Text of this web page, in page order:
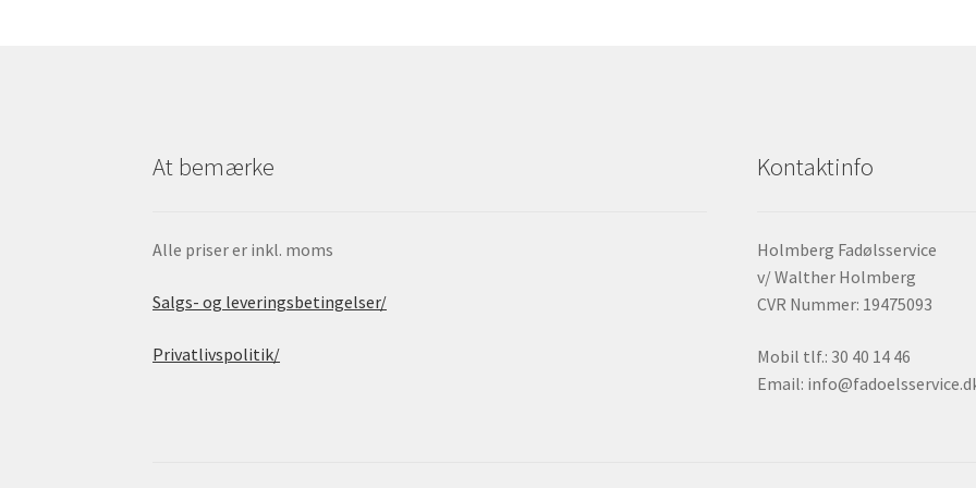
At bemærke
Alle priser er inkl. moms
Salgs- og leveringsbetingelser/
Privatlivspolitik/
Kontaktinfo
Holmberg Fadølsservice
v/ Walther Holmberg
CVR Nummer: 19475093
Mobil tlf.: 30 40 14 46
Email: